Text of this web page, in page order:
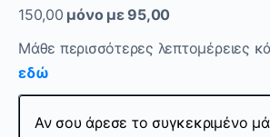
150,00 μόνο με 95,00
Μάθε περισσότερες λεπτομέρειες
εδώ
Αν σου άρεσε το συγκεκριμένο